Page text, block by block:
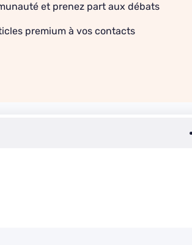
et prenez part aux débats
premium à vos contacts